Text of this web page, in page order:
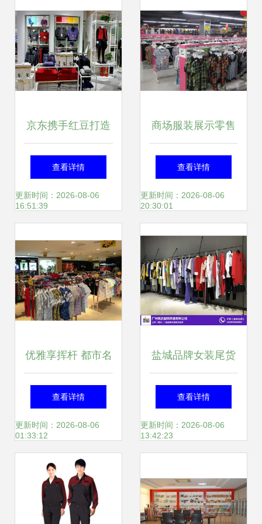
京东携手红豆打造
首个服饰类无界零
售店 无锡十一盛大
售场景
查看详情
更新时间：2026-08-06
16:51:39
商场服装展示零售
店的未来趋势与经
营策略
查看详情
更新时间：2026-08-06
20:30:01
优雅享挥杆 都市名
人高尔夫KAAPA
GOLF春夏服饰特
卖会诚邀您共赏风
尚
查看详情
更新时间：2026-08-06
01:33:12
盐城品牌女装尾货
批发价格在线咨询
——统衣服饰，服
查看详情
更新时间：2026-08-06
13:42:23